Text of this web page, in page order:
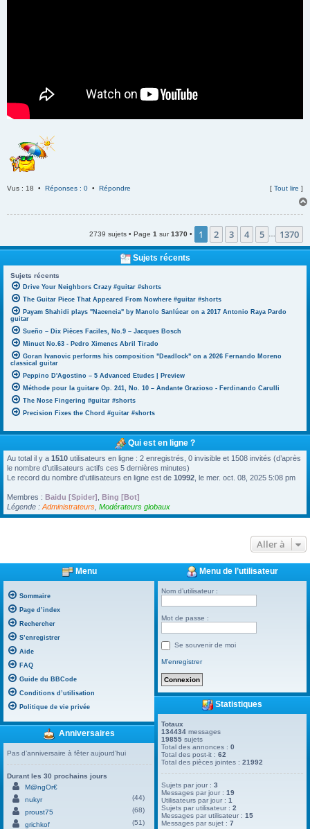
Vus : 18 • Réponses : 0 • Répondre [ Tout lire ]
2739 sujets • Page 1 sur1370 • 1 2 3 4 5 1370
Sujets récents
Sujets récents
Drive Your Neighbors Crazy #guitar #shorts
The Guitar Piece That Appeared From Nowhere #guitar #shorts
Payam Shahidi plays "Nacencia" by Manolo Sanlúcar on a 2017 Antonio Raya Pardo
guitar
Sueño – Dix Pièces Faciles, No.9 – Jacques Bosch
Minuet No.63 - Pedro Ximenes Abril Tirado
Goran Ivanovic performs his composition "Deadlock" on a 2026 Fernando Moreno
classical guitar
Peppino D'Agostino – 5 Advanced Etudes | Preview
Méthode pour la guitare Op. 241, No. 10 – Andante Grazioso - Ferdinando Carulli
The Nose Fingering #guitar #shorts
Precision Fixes the Chord #guitar #shorts
Qui est en ligne ?
Au total il y a 1510 utilisateurs en ligne : 2 enregistrés, 0 invisible et 1508 invités (d’après
le nombre d’utilisateurs actifs ces 5 dernières minutes)
Le record du nombre d’utilisateurs en ligne est de 10992 , le mer. oct. 08, 2025 5:08 pm
Membres : Baidu [Spider] Bing [Bot]
Légende : Administrateurs Modérateurs globaux
Aller à
Menu
Sommaire
Page d’index
Rechercher
S’enregistrer
Aide
FAQ
Guide du BBCode
Conditions d’utilisation
Politique de vie privée
Anniversaires
Pas d’anniversaire à fêter aujourd’hui
Durant les 30 prochains jours
M@ngOr€
nukyr
(44)
proust75
(68)
grichkof
(51)
Menu de l’utilisateur
Nom d’utilisateur :
Mot de passe :
Se souvenir de moi
M’enregistrer
Statistiques
Totaux
134434 messages
19855 sujets
Total des annonces :0
Total des post-it :62
Total des pièces jointes :21992
Sujets par jour :3
Messages par jour :19
Utilisateurs par jour :1
Sujets par utilisateur :2
Messages par utilisateur :15
Messages par sujet :7